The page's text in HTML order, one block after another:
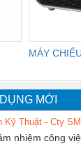
MÁY
MỚI
nhiệm công